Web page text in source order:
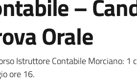
–
Orale
della
Istruttore Contabile Morciano:
ore 16.